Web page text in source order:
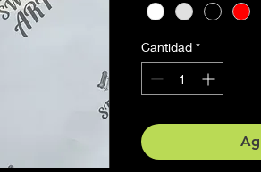
Cantidad *